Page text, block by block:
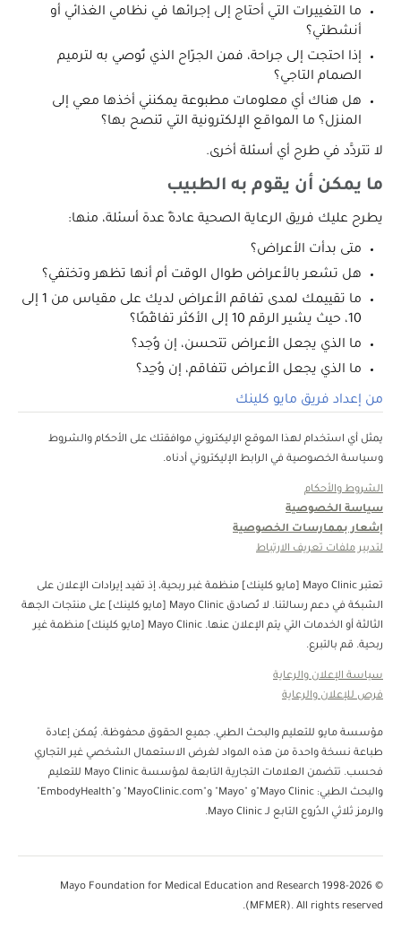
ما التغييرات التي أحتاج إلى إجرائها في نظامي الغذائي أو
أنشطتي؟
إذا احتجت إلى جراحة، فمن الجرّاح الذي تُوصي به لترميم
الصمام التاجي؟
هل هناك أي معلومات مطبوعة يمكنني أخذها معي إلى
المنزل؟ ما المواقع الإلكترونية التي تَنصح بها؟
لا تتردَّد في طرح أي أسئلة أخرى.
ما يمكن أن يقوم به الطبيب
يطرح عليك فريق الرعاية الصحية عادةً عدة أسئلة، منها:
متى بدأت الأعراض؟
هل تشعر بالأعراض طوال الوقت أم أنها تظهر وتختفي؟
ما تقييمك لمدى تفاقم الأعراض لديك على مقياس من 1 إلى
10، حيث يشير الرقم 10 إلى الأكثر تفاقُمًا؟
ما الذي يجعل الأعراض تتحسن، إن وُجد؟
ما الذي يجعل الأعراض تتفاقم، إن وُجِد؟
من إعداد فريق مايو كلينك
يمثل أي استخدام لهذا الموقع الإليكتروني موافقتك على الأحكام والشروط
وسياسة الخصوصية في الرابط الإليكتروني أدناه.
الشروط والأحكام
سياسة الخصوصية
إشعار بممارسات الخصوصية
لتدبير ملفات تعريف الارتباط
تعتبر Mayo Clinic [مايو كلينك] منظمة غبر ربحية، إذ تفيد إيرادات الإعلان على
الشبكة في دعم رسالتنا. لا تُصادق Mayo Clinic [مايو كلينك] على منتجات الجهة
الثالثة أو الخدمات التي يتم الإعلان عنها. Mayo Clinic [مايو كلينك] منظمة غير
ربحية. قم بالتبرع.
سياسة الإعلان والرعاية
فرص للإعلان والرعاية
مؤسسة مايو للتعليم والبحث الطبي. جميع الحقوق محفوظة. يُمكن إعادة
طباعة نسخة واحدة من هذه المواد لغرض الاستعمال الشخصي غير التجاري
فحسب. تتضمن العلامات التجارية التابعة لمؤسسة Mayo Clinic للتعليم
والبحث الطبي: Mayo Clinic"و "Mayo" و"MayoClinic.com" و"EmbodyHealth"
والرمز ثلاثي الدُروع التابع لـ Mayo Clinic.
© 1998-2026 Mayo Foundation for Medical Education and Research
(MFMER). All rights reserved.